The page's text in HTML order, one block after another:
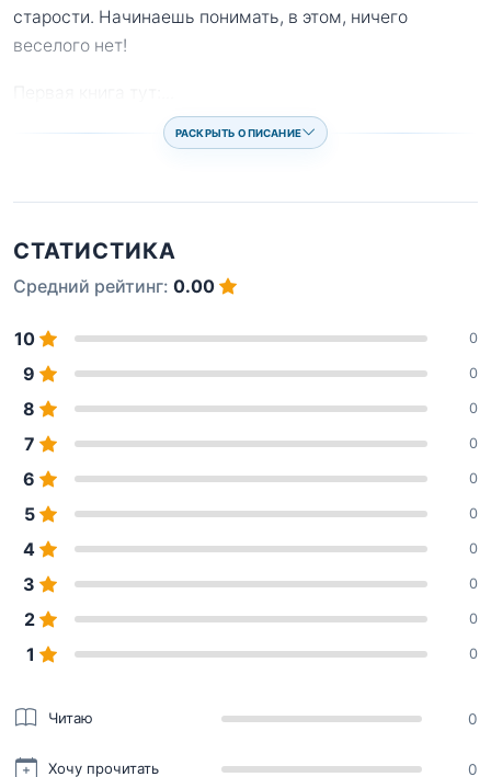
старости. Начинаешь понимать, в этом, ничего
веселого нет!
РАСКРЫТЬ ОПИСАНИЕ
СТАТИСТИКА
Средний рейтинг: 0.00
10 0
9 0
8 0
7 0
6 0
5 0
4 0
3 0
2 0
1 0
Читаю 0
Хочу прочитать 0